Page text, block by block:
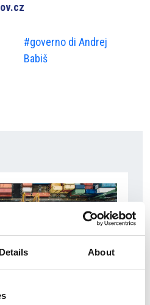
Details About
#governo di Andrej
Babiš